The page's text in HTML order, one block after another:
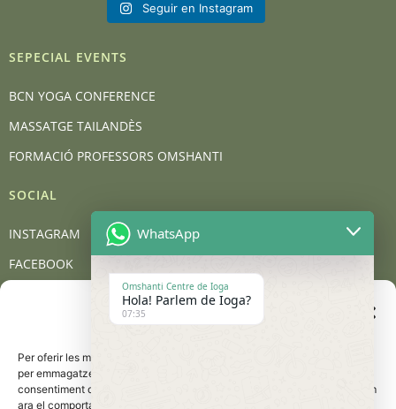
Gestionar el consentiment
de les galetes
Per oferir les millors experiències, utilitzem tecnologies com les galetes
per emmagatzemar i/o accedir a la informació del dispositiu. El
consentiment d'aquestes tecnologies ens permetrà processar dades com
ara el comportament de navegació o les identificacions úniques en
Seguir en Instagram
SEPECIAL EVENTS
BCN YOGA CONFERENCE
MASSATGE TAILANDÈS
FORMACIÓ PROFESSORS OMSHANTI
SOCIAL
INSTAGRAM
FACEBOOK
CONTACT
Carrer de Barcelona, 95, 08401 Granollers
WhatsApp
Omshanti Centre de Ioga
Hola! Parlem de Ioga?
07:35